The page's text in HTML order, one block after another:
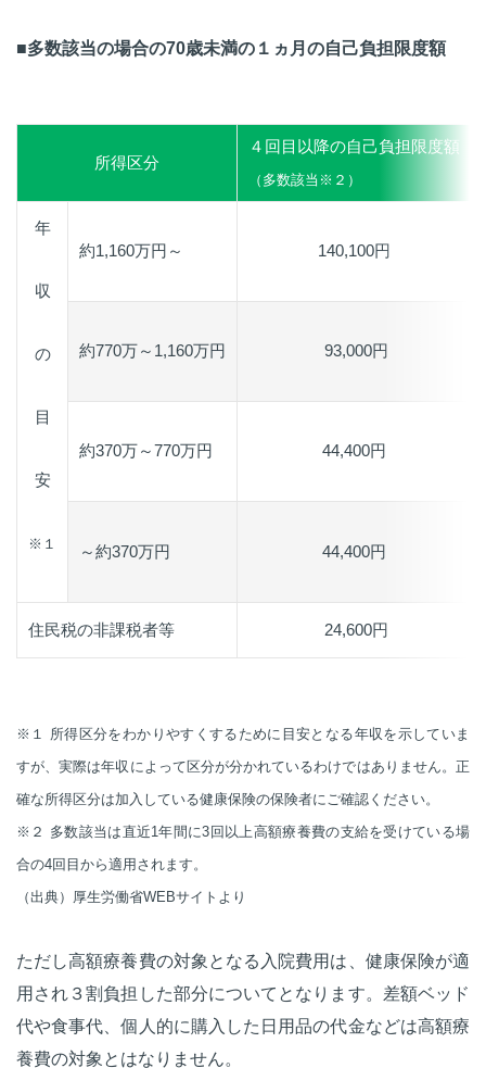
■多数該当の場合の70歳未満の１ヵ月の自己負担限度額
所得区分
４回目以降の自己負担限度額
（多数該当※２）
年
収
の
目
安
※１
約1,160万円～ 140,100円
約770万～1,160万円 93,000円
約370万～770万円 44,400円
～約370万円 44,400円
住民税の非課税者等 24,600円
※１ 所得区分をわかりやすくするために目安となる年収を示していま
すが、実際は年収によって区分が分かれているわけではありません。正
確な所得区分は加入している健康保険の保険者にご確認ください。
※２ 多数該当は直近1年間に3回以上高額療養費の支給を受けている場
合の4回目から適用されます。
（出典）厚生労働省WEBサイトより
ただし高額療養費の対象となる入院費用は、健康保険が適
用され３割負担した部分についてとなります。差額ベッド
代や食事代、個人的に購入した日用品の代金などは高額療
養費の対象とはなりません。